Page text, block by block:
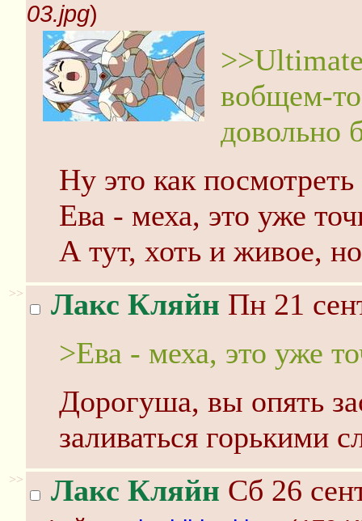
03.jpg)
вобщем-
довольно
Ну это как
Ева - меха, это уже
А тут, хоть и живое,
>> Лакс Кляйн Пн 21
>Ева - меха, это уже
Дорогуша, вы опять
заливаться горькими
>> Лакс Кляйн Сб 26